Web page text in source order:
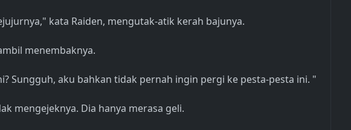
kata Raiden, mengutak-atik kerah bajunya.
menembaknya.
Sungguh, aku bahkan tidak pernah ingin pergi ke pesta-pesta ini. "
mengejeknya. Dia hanya merasa geli.